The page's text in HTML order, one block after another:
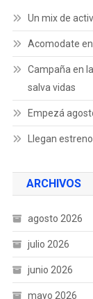
Un mix de
Acomodate
Campaña en
salva vidas
Empezá
Llegan
ARCHIVOS
agosto 2026
julio 2026
junio 2026
mayo 2026